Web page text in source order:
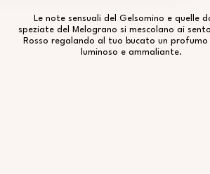
Le note sensuali del Gelsomino e quelle
speziate del Melograno si mescolano ai
Rosso regalando al tuo bucato un
luminoso e ammaliante.